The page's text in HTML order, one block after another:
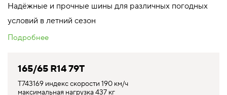
Надёжные и прочные шины для различных погодных
условий в летний сезон
Подробнее
165/65 R14 79T
T743169 индекс скорости 190 км/ч
максимальная нагрузка 437 кг